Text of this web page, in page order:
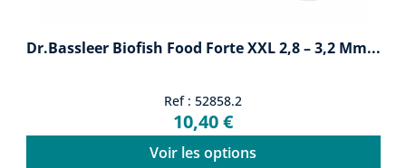
Dr.Bassleer Biofish Food Forte XXL 2,8 – 3,2 Mm...
Ref : 52858.2
10,40 €
Voir les options